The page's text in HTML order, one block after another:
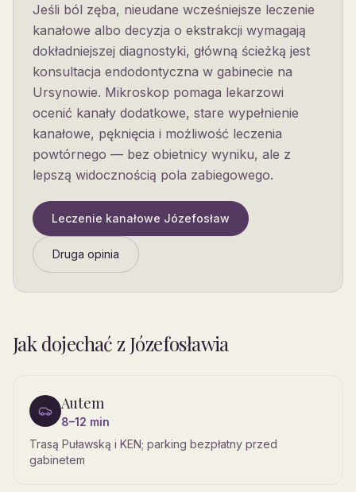
Jeśli ból zęba, nieudane wcześniejsze leczenie
kanałowe albo decyzja o ekstrakcji wymagają
dokładniejszej diagnostyki, główną ścieżką jest
konsultacja endodontyczna w gabinecie na
Ursynowie. Mikroskop pomaga lekarzowi
ocenić kanały dodatkowe, stare wypełnienie
kanałowe, pęknięcia i możliwość leczenia
powtórnego — bez obietnicy wyniku, ale z
lepszą widocznością pola zabiegowego.
Leczenie kanałowe Józefosław
Druga opinia
Jak dojechać z Józefosławia
Autem
8–12 min
Trasą Puławską i KEN; parking bezpłatny przed
gabinetem